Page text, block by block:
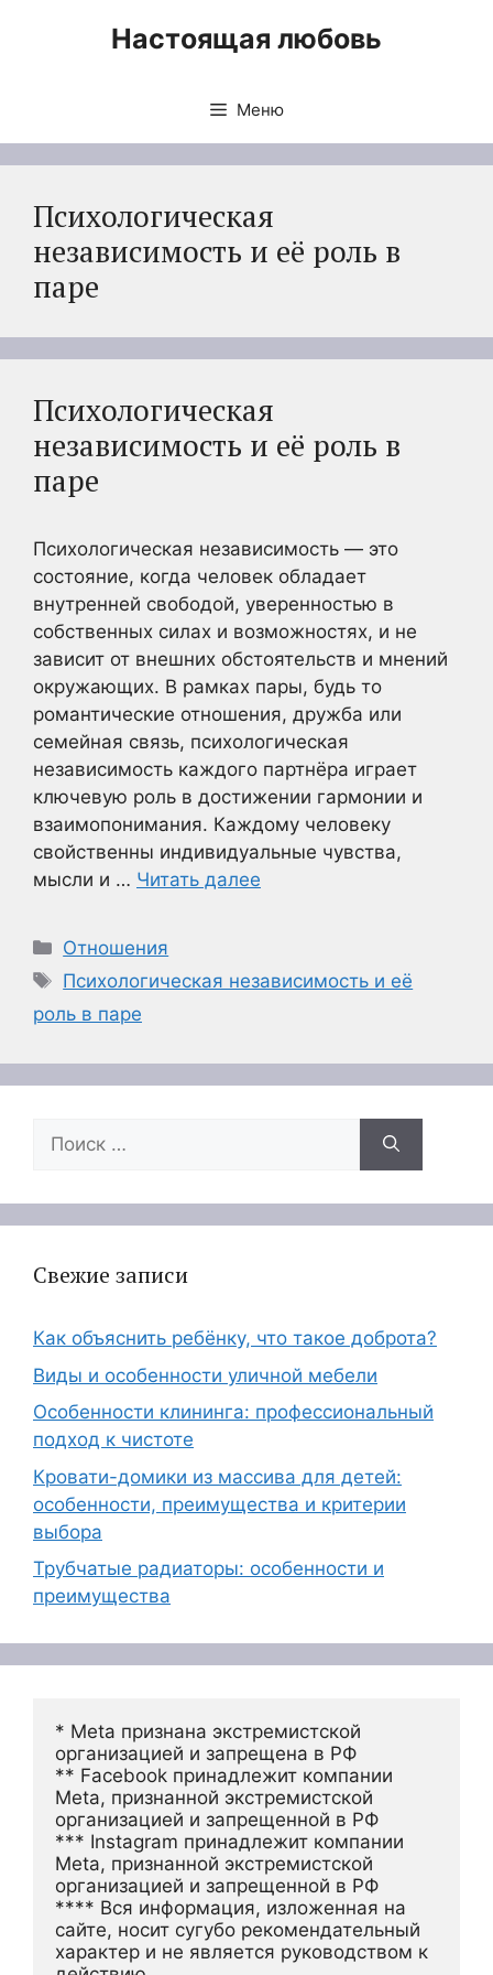
Настоящая любовь
Меню
Психологическая
независимость и её роль в
паре
Психологическая
независимость и её роль в
паре
Психологическая независимость — это
состояние, когда человек обладает
внутренней свободой, уверенностью в
собственных силах и возможностях, и не
зависит от внешних обстоятельств и мнений
окружающих. В рамках пары, будь то
романтические отношения, дружба или
семейная связь, психологическая
независимость каждого партнёра играет
ключевую роль в достижении гармонии и
взаимопонимания. Каждому человеку
свойственны индивидуальные чувства,
мысли и … Читать далее
Рубрики
Отношения
Метки
Психологическая независимость и её
роль в паре
Поиск:
Свежие записи
Как объяснить ребёнку, что такое доброта?
Виды и особенности уличной мебели
Особенности клининга: профессиональный
подход к чистоте
Кровати-домики из массива для детей:
особенности, преимущества и критерии
выбора
Трубчатые радиаторы: особенности и
преимущества
* Meta признана экстремистской
организацией и запрещена в РФ
** Facebook принадлежит компании
Meta, признанной экстремистской
организацией и запрещенной в РФ
*** Instagram принадлежит компании
Meta, признанной экстремистской
организацией и запрещенной в РФ
**** Вся информация, изложенная на
сайте, носит сугубо рекомендательный
характер и не является руководством к